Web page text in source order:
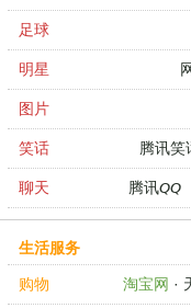
足球
明星
图片
笑话 腾讯笑
聊天 腾讯QQ
生活服务
购物
淘宝网 ·